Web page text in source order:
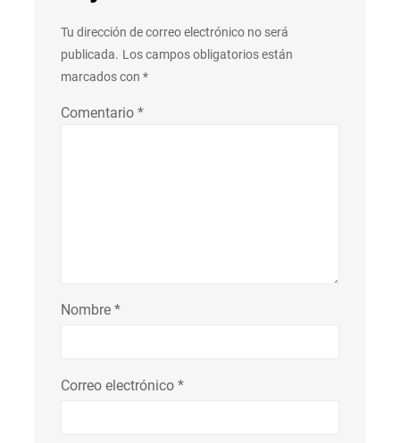
Tu dirección de correo electrónico no será
publicada. Los campos obligatorios están
marcados con *
Comentario *
Nombre *
Correo electrónico *